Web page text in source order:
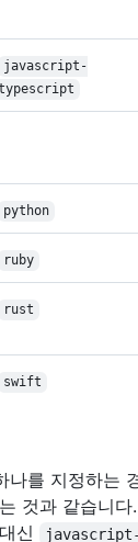
javascript-
python
ruby
rust
swift
나를 지정하는
것과 같습니다
대신